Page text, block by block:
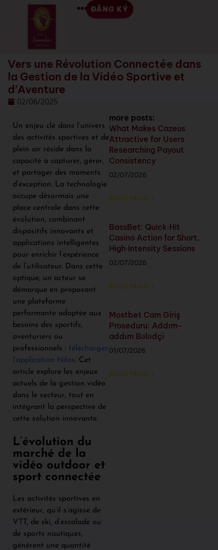
ĐĂNG KÝ
Vers une Révolution Connectée dans
la Gestion de la Vidéo Sportive et
d’Aventure
02/06/2025
Un enjeu clé dans l’univers
des activités sportives et de
plein air réside dans la
capacité à capturer, gérer,
et partager des moments
d’exception. La technologie
occupe désormais une
place centrale dans cette
évolution, combinant
dispositifs innovants et
applications intelligentes
pour enrichir l’expérience
de l’utilisateur. Dans cette
optique, un acteur se
démarque en proposant
une plateforme
performante adaptée aux
besoins des sportifs,
aventuriers ou
professionnels :
télécharger
l’application Nilox. Cet
article explore les enjeux
actuels de la gestion vidéo
dans le secteur, tout en
intégrant la perspective de
cette solution innovante.
L’évolution du
marché de la
vidéo outdoor et
sport connectée
Les activités sportives en
extérieur, qu’il s’agisse de
VTT, de ski, d’escalade ou
de sports nautiques,
génèrent une quantité
more posts:
What Makes Cazeus
Attractive for Users
Researching Payout
Consistency
02/07/2026
Read More >
BassBet: Quick‑Hit
Casino Action for Short,
High‑Intensity Sessions
02/07/2026
Read More >
Mostbet Com Giriş
Proseduru: Addım-
addım Bələdçi
01/07/2026
Read More >